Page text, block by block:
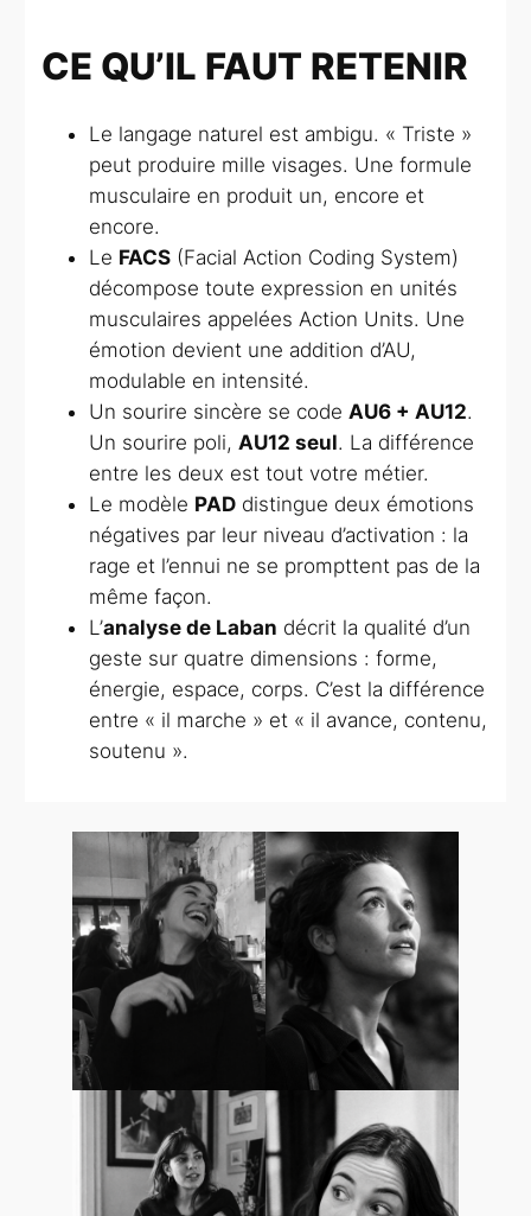
CE QU’IL FAUT RETENIR
Le langage naturel est ambigu. « Triste »
peut produire mille visages. Une formule
musculaire en produit un, encore et
encore.
Le FACS(Facial Action Coding System)
décompose toute expression en unités
musculaires appelées Action Units. Une
émotion devient une addition d’AU,
modulable en intensité.
Un sourire sincère se code AU6 + AU12.
Un sourire poli, AU12 seul. La différence
entre les deux est tout votre métier.
Le modèle PADdistingue deux émotions
négatives par leur niveau d’activation : la
rage et l’ennui ne se prompttent pas de la
même façon.
L’analyse de Laban décrit la qualité d’un
geste sur quatre dimensions : forme,
énergie, espace, corps. C’est la différence
entre « il marche » et « il avance, contenu,
soutenu ».